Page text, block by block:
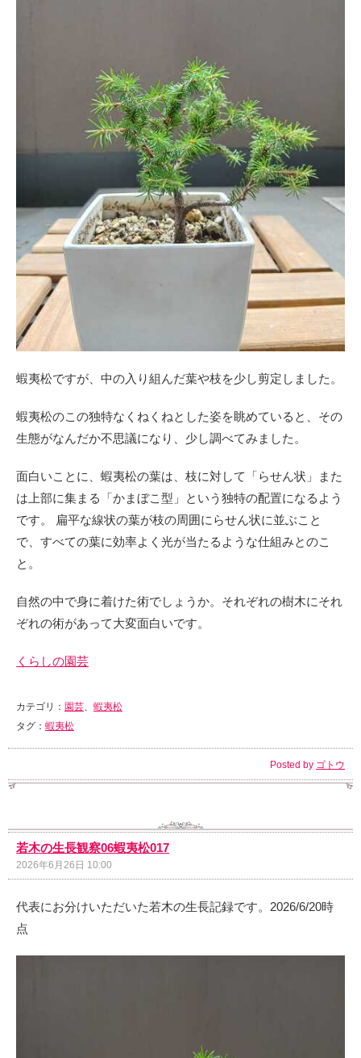
蝦夷松ですが、中の入り組んだ葉や枝を少し剪定しました。
蝦夷松のこの独特なくねくねとした姿を眺めていると、その
生態がなんだか不思議になり、少し調べてみました。
面白いことに、蝦夷松の葉は、枝に対して「らせん状」また
は上部に集まる「かまぼこ型」という独特の配置になるよう
です。 扁平な線状の葉が枝の周囲にらせん状に並ぶこと
で、すべての葉に効率よく光が当たるような仕組みとのこ
と。
自然の中で身に着けた術でしょうか。それぞれの樹木にそれ
ぞれの術があって大変面白いです。
くらしの園芸
カテゴリ： 園芸、 蝦夷松
タグ： 蝦夷松
Posted by ゴトウ
若木の生長観察06蝦夷松017
2026年6月26日 10:00
代表にお分けいただいた若木の生長記録です。2026/6/20時
点